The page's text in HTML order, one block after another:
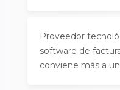
Proveedor
software de
conviene más a